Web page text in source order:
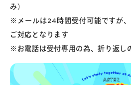
み）
※メールは24時間受付可能ですが
ご対応となります
※お電話は受付専用の為、折り返し